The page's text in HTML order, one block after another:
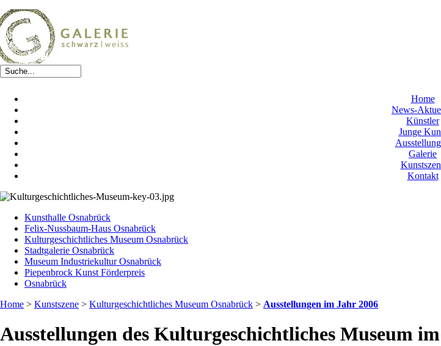
Home
News-
Künstler
Junge
Galerie
Kontakt
Kunsthalle Osnabrück
Felix-Nussbaum-Haus Osnabrück
Kulturgeschichtliches Museum Osnabrück
Stadtgalerie Osnabrück
Museum Industriekultur Osnabrück
Piepenbrock Kunst Förderpreis
Osnabrück
Home > Kunstszene > Kulturgeschichtliches Museum Osnabrück > Ausstellungen im Jahr 2006
Ausstellungen des Kulturgeschichtliches Museum